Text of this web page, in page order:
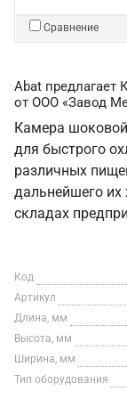
Сравнение
Abat
от ООО «Завод
Камера
для быстрого
различных
дальнейшего их
складах
Код
Артикул
Длина, мм
Высота, мм
Ширина, мм
Тип оборудования